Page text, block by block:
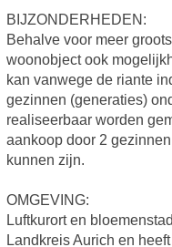
BIJZONDERHEDEN:
Behalve voor meer
woonobject ook
kan vanwege de riante
gezinnen (generaties)
realiseerbaar worden
aankoop door 2
kunnen zijn.
OMGEVING:
Luftkurort en
Landkreis Aurich en